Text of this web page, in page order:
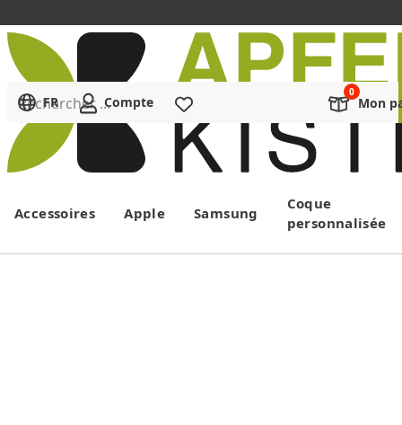
Menu
Rechercher ...
FR Compte Mon
Accessoires Apple Samsung
Coque
personnalisée